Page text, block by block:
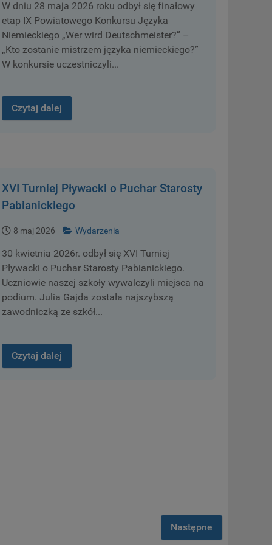
mistrzem języka niemieckiego?”
W dniu 28 maja 2026 roku odbył się finałowy
etap IX Powiatowego Konkursu Języka
Niemieckiego „Wer wird Deutschmeister?” –
„Kto zostanie mistrzem języka niemieckiego?”
W konkursie uczestniczyli...
Czytaj dalej
XVI Turniej Pływacki o Puchar Starosty
Pabianickiego
8 maj 2026 Wydarzenia
30 kwietnia 2026r. odbył się XVI Turniej
Pływacki o Puchar Starosty Pabianickiego.
Uczniowie naszej szkoły wywalczyli miejsca na
podium. Julia Gajda została najszybszą
zawodniczką ze szkół...
Czytaj dalej
Następne